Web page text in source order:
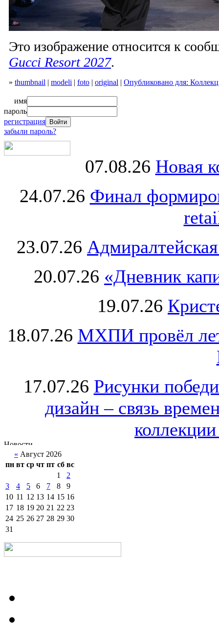
Это изображение относится к
Gucci Resort 2027.
» thumbnail | modeli | foto | original | Опубликовано для:
имя
пароль
регистрация
забыли пароль?
07.08.26 Новая
24.07.26 Финал
23.07.26
20.07.26 «Дневник
19.07.26
18.07.26 МХПИ провёл
17.07.26 Рисунки
дизайн – связь
« Август 2026
пн вт ср чт пт сб вс
1
2
3
4 5 6 7 8
9
10 11 12 13 14 15 16
17 18 19 20 21 22 23
24 25 26 27 28 29 30
31